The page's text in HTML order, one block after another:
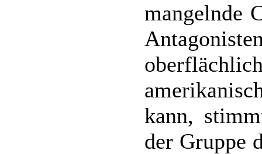
mangelnde
kann,
der Gruppe